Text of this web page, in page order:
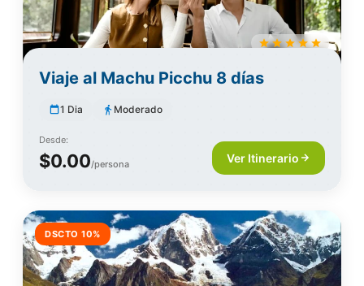
Viaje al Machu Picchu 8 días
1 Dia Moderado
Desde:
$0.00/persona Ver Itinerario
DSCTO 10%